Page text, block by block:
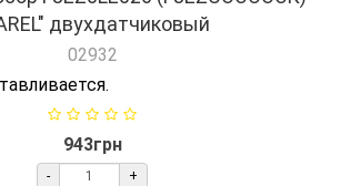
двухдатчиковый
02932
943грн
- +